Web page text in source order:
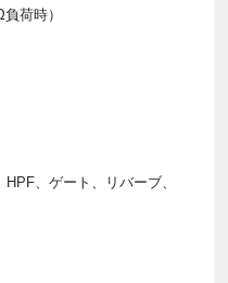
荷時）
、ゲート、リバーブ、